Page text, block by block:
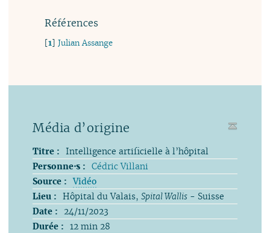
Références
[1]Julian Assange
Média d’origine
Titre : Intelligence artificielle à l’hôpital
Personne⋅s : Cédric Villani
Source : Vidéo
Lieu : Hôpital du Valais,Spital Wallis - Suisse
Date :
24/11/2023
Durée : 12 min 28